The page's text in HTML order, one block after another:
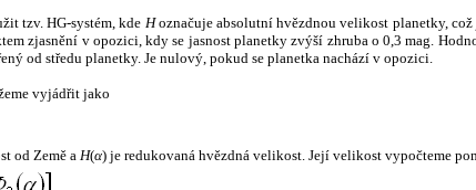
tzv. HG-systém, kde Hoznačuje absolutní hvězdnou velikost planetky,
zjasnění v opozici, kdy se jasnost planetky zvýší zhruba o 0,3 mag.
od středu planetky. Je nulový, pokud se planetka nachází v opozici.
vyjádřit jako
od Země aH(α) je redukovaná hvězdná velikost. Její velikost vypočteme